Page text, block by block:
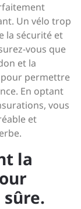
Un vélo trop
la sécurité et
vous que
et la
permettre
En optant
vous
et
la